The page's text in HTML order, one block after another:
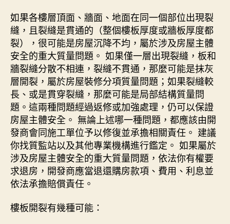
如果各樓層頂面、牆面、地面在同一個部位出現裂
縫，且裂縫是貫通的（整個樓板厚度或牆板厚度都
裂），很可能是房屋沉降不均，屬於涉及房屋主體
安全的重大質量問題。 如果僅一層出現裂縫，板和
牆裂縫分散不相連，裂縫不貫通，那麼可能是抹灰
層開裂，屬於房屋裝修分項質量問題；如果裂縫較
長、或是貫穿裂縫，那麼可能是局部結構質量問
題。這兩種問題經過返修或加強處理，仍可以保證
房屋主體安全。 無論上述哪一種問題，都應該由開
發商會同施工單位予以修復並承擔相關責任。 建議
你找質監站以及其他專業機構進行鑑定。 如果屬於
涉及房屋主體安全的重大質量問題，依法你有權要
求退房，開發商應當退還購房款項、費用、利息並
依法承擔賠償責任。
樓板開裂有幾種可能：